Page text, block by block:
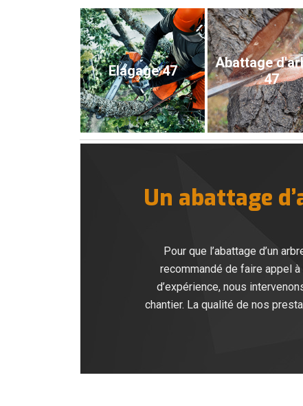
Elagage 47
Abattage
47
Un abattage
Pour que l’abattage d’un
recommandé de faire appel
d’expérience, nous
chantier. La qualité de nos